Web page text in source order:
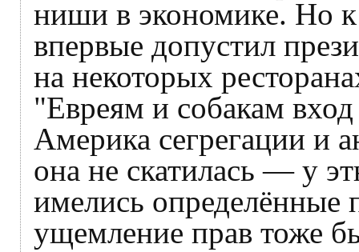
ниши в экономике. Но к
впервые допустил
на некоторых
"Евреям и собакам
Америка сегрегации и
она не скатилась — у
имелись определённые
ущемление прав тоже